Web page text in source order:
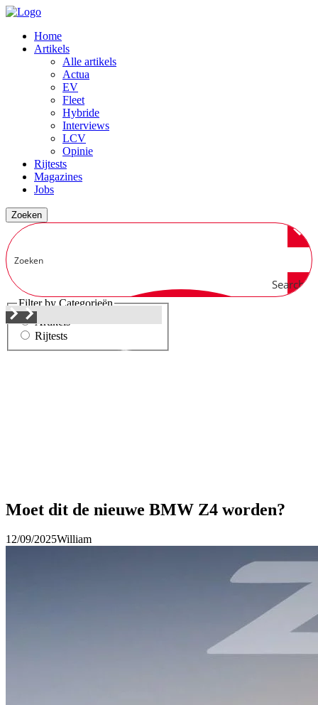
Home
Artikels
Alle artikels
Actua
EV
Fleet
Hybride
Interviews
LCV
Opinie
Rijtests
Magazines
Jobs
Zoeken
Search
Filter by Categorieën
Artikels
Rijtests
Moet dit de nieuwe BMW Z4 worden?
12/09/2025William